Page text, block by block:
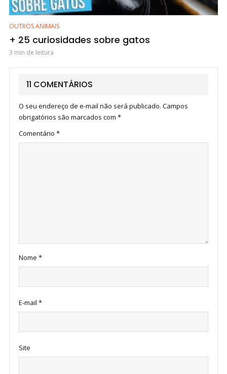
OUTROS ANIMAIS
+ 25 curiosidades sobre gatos
3 min de leitura
11 COMENTÁRIOS
O seu endereço de e-mail não será publicado. Campos
obrigatórios são marcados com *
Comentário *
Nome *
E-mail *
Site